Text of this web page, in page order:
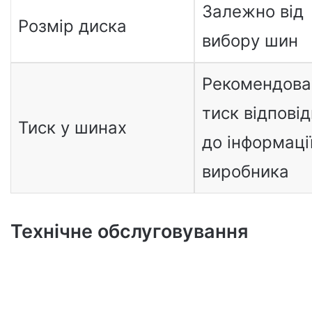
Розмір диска
Залежно від
вибору шин
Тиск у шинах
тиск
до
виробника
Технічне обслуговування